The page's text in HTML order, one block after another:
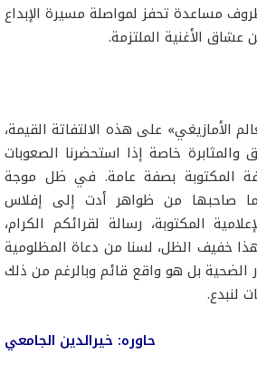
مساعدة تحفز لمواصلة مسيرة الإبداع
عشاق الأغنية الملتزمة.
الأمازيغي» على هذه الالتفاتة القيمة،
والمثابرة خاصة إذا استحضرنا الصعوبات
المكتوبة بصفة عامة. في ظل موجة
صاحبها من ظواهر أدت إلى إفلاس
المكتوبة، رسالة لقرائكم الكرام،
خفيف الظل، لسنا من دعاة المظلومية
الضحية بل هو واقع قائم وبالرغم من ذلك
لنبدع.
حاوره: خيرالدين الجامعي